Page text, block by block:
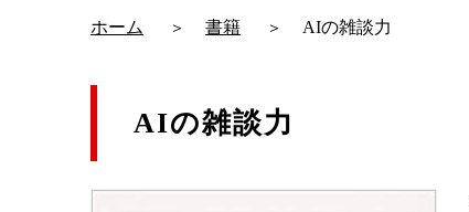
ホーム 書籍 AIの雑談力
AIの雑談力